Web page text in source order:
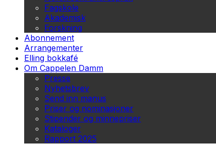
Fagskole
Akademisk
Forskning
Abonnement
Arrangementer
Elling bokkafé
Om Cappelen Damm
Presse
Nyhetsbrev
Send inn manus
Priser og nominasjoner
Stipender og minnepriser
Kataloger
Rapport 2025